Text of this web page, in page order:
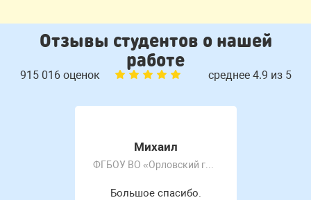
Отзывы студентов о нашей
работе
915 016 оценок среднее 4.9 из 5
Михаил
ФГБОУ ВО «Орловский государственный университет имени И.С. Тургенева»
Большое спасибо.